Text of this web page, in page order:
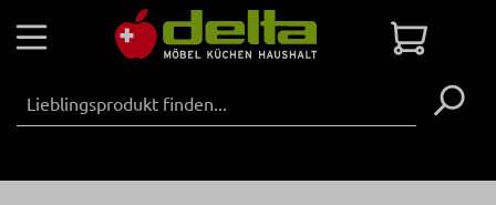
Zum Hauptinhalt springen